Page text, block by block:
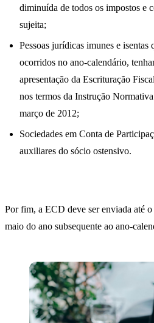
diminuída de todos os impostos e
sujeita;
Pessoas jurídicas imunes e isentas
ocorridos no ano-calendário,
apresentação da Escrituração
nos termos da Instrução
março de 2012;
Sociedades em Conta de
auxiliares do sócio ostensivo.
Por fim, a ECD deve ser enviada até
maio do ano subsequente ao ano-